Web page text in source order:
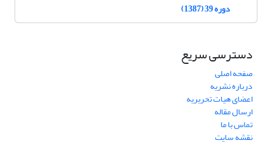
دوره 39 (1387)
دسترسی سریع
صفحه اصلی
درباره نشریه
اعضای هیات تحریریه
ارسال مقاله
تماس با ما
نقشه سایت